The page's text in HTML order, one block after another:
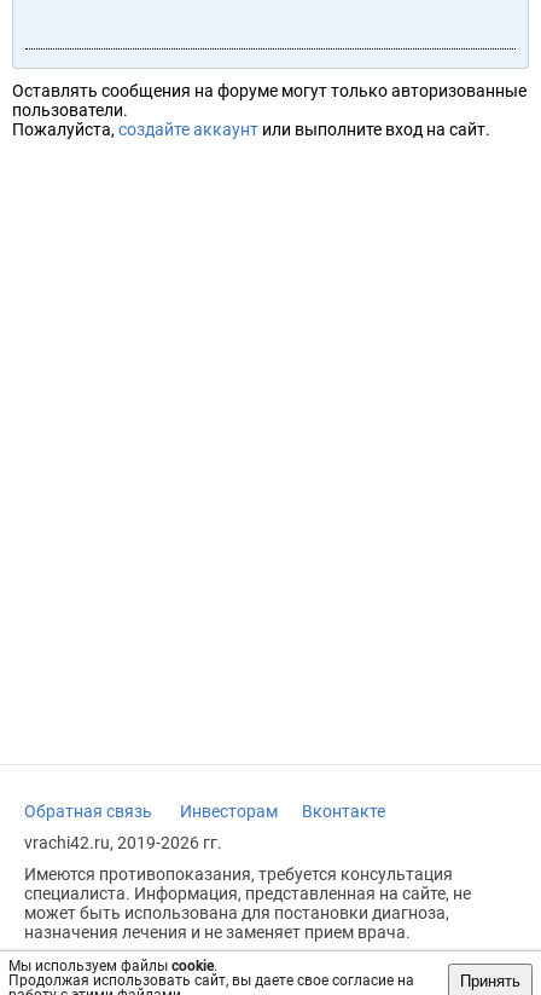
Мы используем файлы cookie.
Продолжая использовать сайт, вы даете свое согласие на
Принять
Оставлять сообщения на форуме могут только авторизованные
пользователи.
Пожалуйста, создайте аккаунт или выполните вход на сайт.
Обратная связь Инвесторам
Вконтакте
vrachi42.ru, 2019-2026 гг.
Имеются противопоказания, требуется консультация
специалиста. Информация, представленная на сайте, не
может быть использована для постановки диагноза,
назначения лечения и не заменяет прием врача.
Возрастное ограничение: 18+